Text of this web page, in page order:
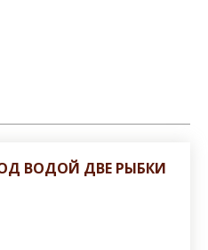
ВОДОЙ ДВЕ РЫБКИ